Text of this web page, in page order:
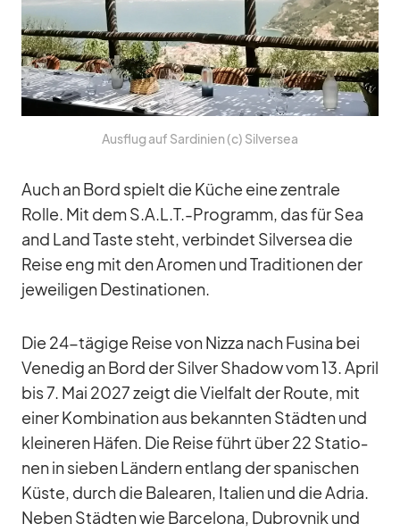
Aus­flug auf Sar­di­nien (c) Sil­ver­sea
Auch an Bord spielt die Kü­che eine zen­trale
Rolle. Mit dem S.A.L.T.-Programm, das für Sea
and Land Taste steht, ver­bin­det Sil­ver­sea die
Reise eng mit den Aro­men und Tra­di­tio­nen der
je­wei­li­gen De­sti­na­tio­nen.
Die 24-tä­gige Reise von Nizza nach Fu­sina bei
Ve­ne­dig an Bord der Sil­ver Shadow vom 13. April
bis 7. Mai 2027 zeigt die Viel­falt der Route, mit
ei­ner Kom­bi­na­tion aus be­kann­ten Städ­ten und
klei­ne­ren Hä­fen. Die Reise führt über 22 Sta­tio­
nen in sie­ben Län­dern ent­lang der spa­ni­schen
Küste, durch die Ba­lea­ren, Ita­lien und die Adria.
Ne­ben Städ­ten wie Bar­ce­lona, Du­brov­nik und